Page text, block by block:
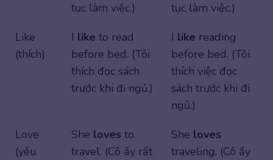
tục làm việc.)
tục làm việc.)
Like
(thích)
I like to read
before bed. (Tôi
thích đọc sách
trước khi đi ngủ.)
I like reading
before bed. (Tôi
thích việc đọc
sách trước khi đi
ngủ.)
Love
(yêu
She loves to
travel. (Cô ấy rất
She loves
traveling. (Cô ấy